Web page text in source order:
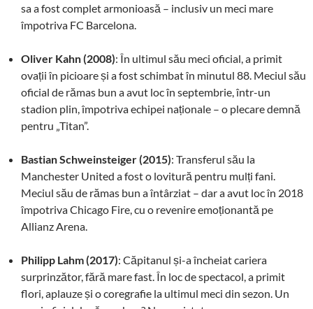
sa a fost complet armonioasă – inclusiv un meci mare
împotriva FC Barcelona.
Oliver Kahn (2008): În ultimul său meci oficial, a primit
ovații în picioare și a fost schimbat în minutul 88. Meciul său
oficial de rămas bun a avut loc în septembrie, într-un
stadion plin, împotriva echipei naționale – o plecare demnă
pentru „Titan”.
Bastian Schweinsteiger (2015): Transferul său la
Manchester United a fost o lovitură pentru mulți fani.
Meciul său de rămas bun a întârziat – dar a avut loc în 2018
împotriva Chicago Fire, cu o revenire emoționantă pe
Allianz Arena.
Philipp Lahm (2017): Căpitanul și-a încheiat cariera
surprinzător, fără mare fast. În loc de spectacol, a primit
flori, aplauze și o coregrafie la ultimul meci din sezon. Un